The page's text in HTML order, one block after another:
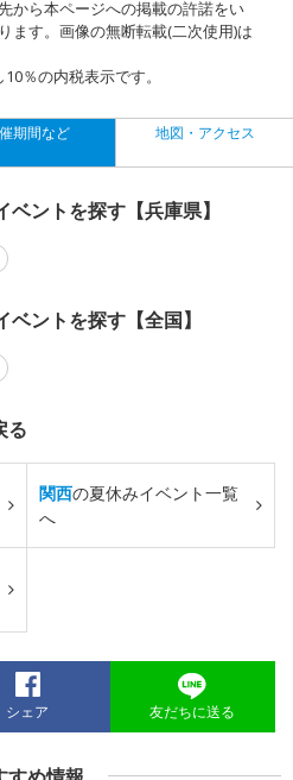
から本ページへの掲載の許諾をい
ます。画像の無断転載(二次使用)は
％の内税表示です。
期間など 地図・アクセス
ントを探す【兵庫県】
ントを探す【全国】
る
関西の夏休みイベント一覧
へ
シェア 友だちに送る